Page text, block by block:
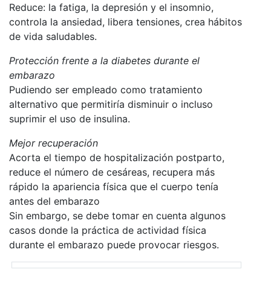
Reduce: la fatiga, la depresión y el insomnio,
controla la ansiedad, libera tensiones, crea hábitos
de vida saludables.
Protección frente a la diabetes durante el
embarazo
Pudiendo ser empleado como tratamiento
alternativo que permitiría disminuir o incluso
suprimir el uso de insulina.
Mejor recuperación
Acorta el tiempo de hospitalización postparto,
reduce el número de cesáreas, recupera más
rápido la apariencia física que el cuerpo tenía
antes del embarazo
Sin embargo, se debe tomar en cuenta algunos
casos donde la práctica de actividad física
durante el embarazo puede provocar riesgos.